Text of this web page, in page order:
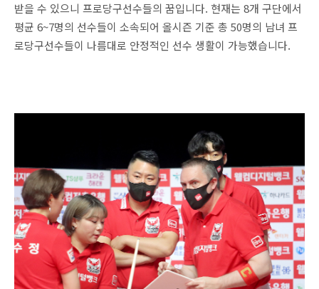
받을 수 있으니 프로당구선수들의 꿈입니다. 현재는 8개 구단에서
평균 6~7명의 선수들이 소속되어 올시즌 기준 총 50명의 남녀 프
로당구선수들이 나름대로 안정적인 선수 생활이 가능했습니다.